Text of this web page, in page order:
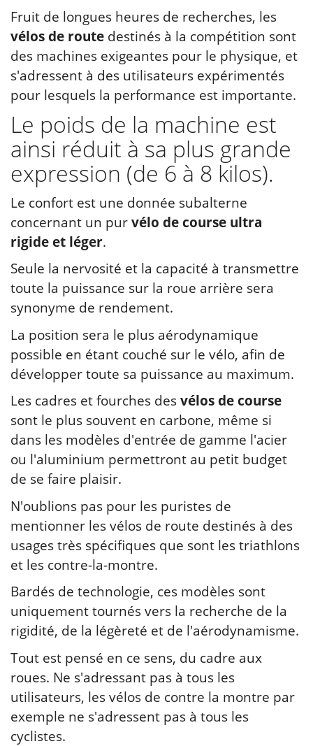
Fruit de longues heures de recherches, les
vélos de route destinés à la compétition sont
des machines exigeantes pour le physique, et
s'adressent à des utilisateurs expérimentés
pour lesquels la performance est importante.
Le poids de la machine est
ainsi réduit à sa plus grande
expression (de 6 à 8 kilos).
Le confort est une donnée subalterne
concernant un purvélo de course ultra
rigide et léger.
Seule la nervosité et la capacité à transmettre
toute la puissance sur la roue arrière sera
synonyme de rendement.
La position sera le plus aérodynamique
possible en étant couché sur le vélo, afin de
développer toute sa puissance au maximum.
Les cadres et fourches desvélos de course
sont le plus souvent en carbone, même si
dans les modèles d'entrée de gamme l'acier
ou l'aluminium permettront au petit budget
de se faire plaisir.
N'oublions pas pour les puristes de
mentionner les vélos de route destinés à des
usages très spécifiques que sont les triathlons
et les contre-la-montre.
Bardés de technologie, ces modèles sont
uniquement tournés vers la recherche de la
rigidité, de la légèreté et de l'aérodynamisme.
Tout est pensé en ce sens, du cadre aux
roues. Ne s'adressant pas à tous les
utilisateurs, les vélos de contre la montre par
exemple ne s'adressent pas à tous les
cyclistes.